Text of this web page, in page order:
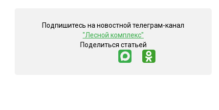
Подпишитесь на новостной телеграм-канал
"Лесной комплекс"
Поделиться статьей